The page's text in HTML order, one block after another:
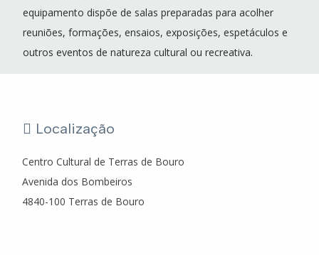
equipamento dispõe de salas preparadas para acolher
reuniões, formações, ensaios, exposições, espetáculos e
outros eventos de natureza cultural ou recreativa.
Localização
Centro Cultural de Terras de Bouro
Avenida dos Bombeiros
4840-100 Terras de Bouro